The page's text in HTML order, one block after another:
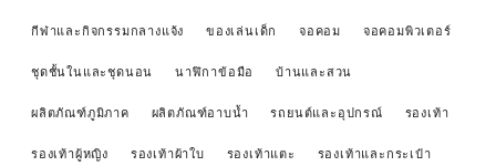
กีฬาและกิจกรรมกลางแจ้ง ของเล่นเด็ก จอคอม จอคอมพิวเตอร์
ชุดชั้นในและชุดนอน นาฬิกาข้อมือ บ้านและสวน
ผลิตภัณฑ์ภูมิภาค ผลิตภัณฑ์อาบน้ำ รถยนต์และอุปกรณ์ รองเท้า
รองเท้าผู้หญิง รองเท้าผ้าใบ รองเท้าแตะ รองเท้าและกระเป๋า